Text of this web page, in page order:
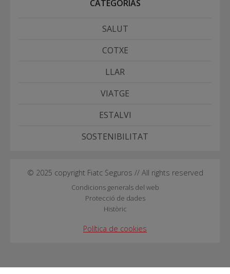
CATEGORÍAS
SALUT
COTXE
LLAR
VIATGE
ESTALVI
SOSTENIBILITAT
© 2025 copyright Fiatc Seguros // All rights reserved
Condicions generals del web
Protecció de dades
Històric
Política de cookies